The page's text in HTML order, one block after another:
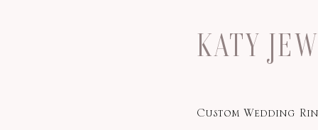
KATY
Custom Wedding